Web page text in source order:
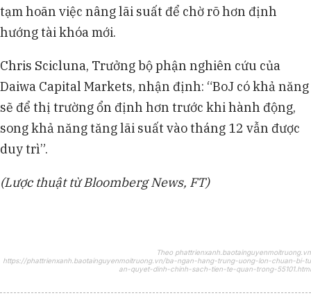
tạm hoãn việc nâng lãi suất để chờ rõ hơn định
hướng tài khóa mới.
Chris Scicluna, Trưởng bộ phận nghiên cứu của
Daiwa Capital Markets, nhận định: “BoJ có khả năng
sẽ để thị trường ổn định hơn trước khi hành động,
song khả năng tăng lãi suất vào tháng 12 vẫn được
duy trì”.
(Lược thuật từ Bloomberg News, FT)
Theo phattrienxanh.baotainguyenmoitruong.vn
https://phattrienxanh.baotainguyenmoitruong.vn/ba-ngan-hang-trung-uong-lon-chuan-bi-tu
an-quyet-dinh-chinh-sach-tien-te-quan-trong-55101.html